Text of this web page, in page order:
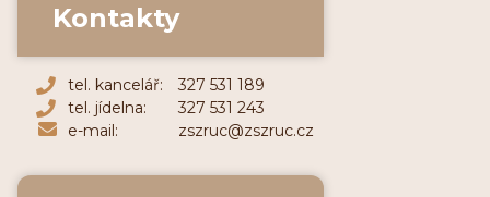
Kontakty
tel. kancelář:
327 531 189
tel. jídelna:
327 531 243
e-mail:
zszruc@zszruc.cz